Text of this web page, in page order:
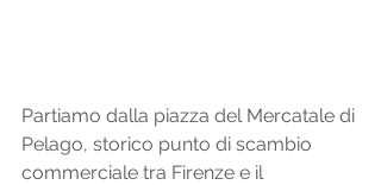
Partiamo dalla piazza del Mercatale di
Pelago, storico punto di scambio
commerciale tra Firenze e il